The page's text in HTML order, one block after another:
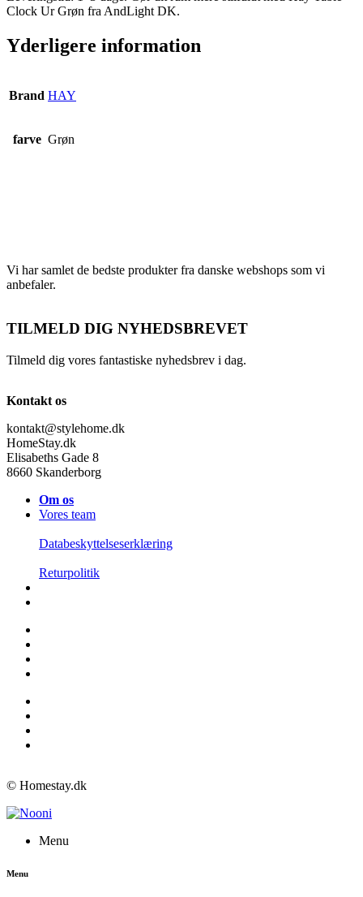
Clock Ur Grøn fra AndLight DK.
Yderligere information
Brand HAY
farve Grøn
Vi har samlet de bedste produkter fra danske webshops som vi
anbefaler.
TILMELD DIG NYHEDSBREVET
Tilmeld dig vores fantastiske nyhedsbrev i dag.
Kontakt os
kontakt@stylehome.dk
HomeStay.dk
Elisabeths Gade 8
8660 Skanderborg
Om os
Vores team
Databeskyttelseserklæring
Returpolitik
© Homestay.dk
Menu
Menu